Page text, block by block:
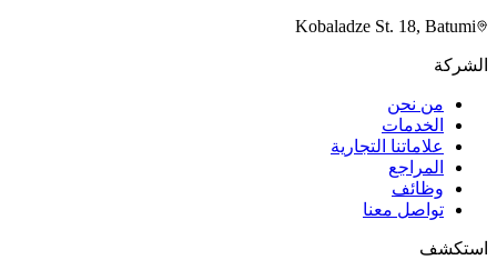
Kobaladze St. 18, Batumi
الشركة
من نحن
الخدمات
علاماتنا التجارية
المراجع
وظائف
تواصل معنا
استكشف